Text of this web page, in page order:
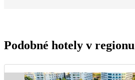
Podobné hotely v regionu